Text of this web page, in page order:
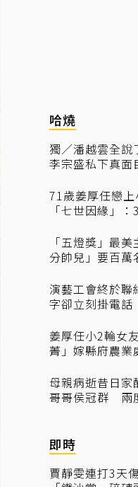
哈燒
獨／潘越雲全
李宗盛私下真面
71歲姜厚任戀
「七世因緣」
「五燈獎」最
分帥兒」要百萬
演藝工會終於聯
字卻立刻掛電話
姜厚任小2輪女
菁」嫁縣府農
母親病逝昔日家
哥哥侯冠群 兩
即時
賈靜雯連打3天